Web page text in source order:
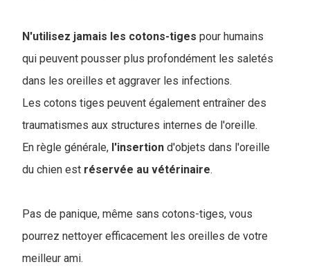
N'utilisez jamais les cotons-tiges pour humains
qui peuvent pousser plus profondément les saletés
dans les oreilles et aggraver les infections.
Les cotons tiges peuvent également entraîner des
traumatismes aux structures internes de l'oreille.
En règle générale, l'insertion d'objets dans l'oreille
du chien est réservée au vétérinaire.
Pas de panique, même sans cotons-tiges, vous
pourrez nettoyer efficacement les oreilles de votre
meilleur ami.